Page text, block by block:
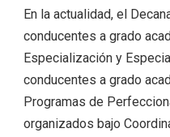
En la actualidad, el
conducentes a grado
Especialización y
conducentes a grado
Programas de
organizados bajo